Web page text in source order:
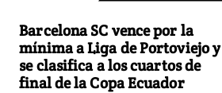
Barcelona SC vence por la
mínima a Liga de Portoviejo y
se clasifica a los cuartos de
final de la Copa Ecuador